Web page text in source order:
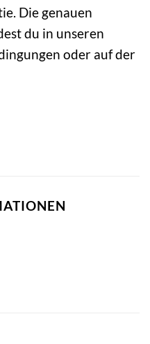
Die genauen
du in unseren
oder auf der